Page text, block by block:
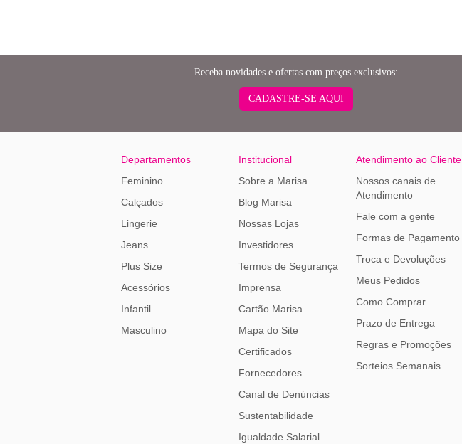
Receba novidades e ofertas com preços exclusivos:
CADASTRE-SE AQUI
Departamentos
Feminino
Calçados
Lingerie
Jeans
Plus Size
Acessórios
Infantil
Masculino
Institucional
Sobre a Marisa
Blog Marisa
Nossas Lojas
Investidores
Termos de Segurança
Imprensa
Cartão Marisa
Mapa do Site
Certificados
Fornecedores
Canal de Denúncias
Sustentabilidade
Igualdade Salarial
Atendimento ao Cliente
Nossos canais de
Atendimento
Fale com a gente
Formas de Pagamento
Troca e Devoluções
Meus Pedidos
Como Comprar
Prazo de Entrega
Regras e Promoções
Sorteios Semanais